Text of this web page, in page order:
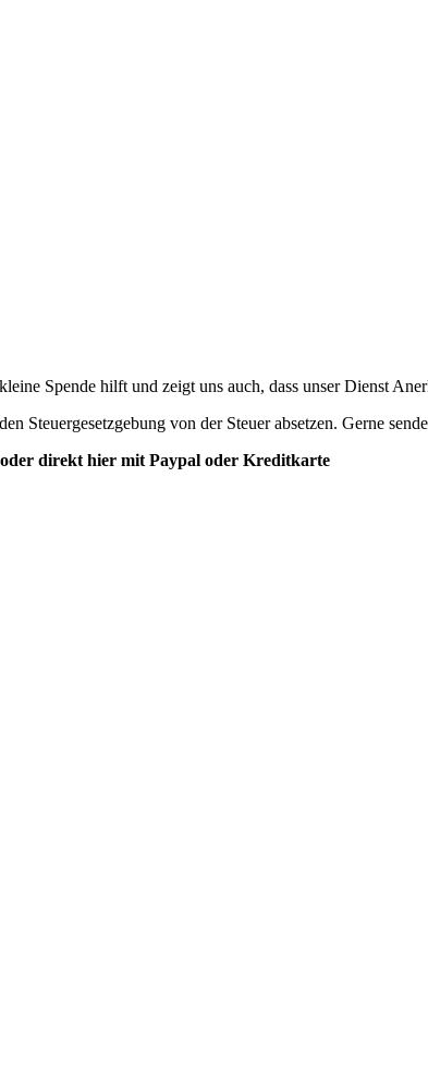
Spende hilft und zeigt uns auch, dass unser Dienst
Steuergesetzgebung von der Steuer absetzen. Gerne
direkt hier mit Paypal oder Kreditkarte